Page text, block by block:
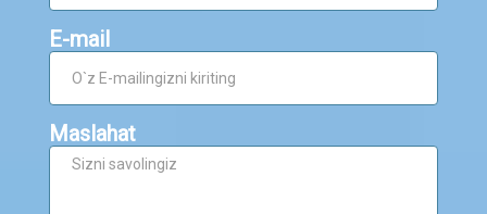
E-mail
Maslahat